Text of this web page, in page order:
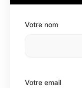
Votre nom
Votre email